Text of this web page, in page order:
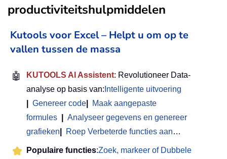
productiviteitshulpmiddelen
Kutools voor Excel – Helpt u om op te
vallen tussen de massa
🤖 KUTOOLS AI Assistent: Revolutioneer Data-
analyse op basis van: Intelligente uitvoering
Genereer code
Maak aangepaste
formules
Analyseer gegevens en genereer
grafieken
Roep Verbeterde functies aan…
Populaire functies:Zoek, markeer of Dubbele